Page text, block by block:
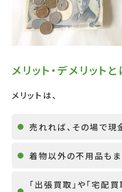
メリット・デメリットと
メリットは、
売れれば、その場で現
着物以外の不用品もま
「出張買取」や「宅配